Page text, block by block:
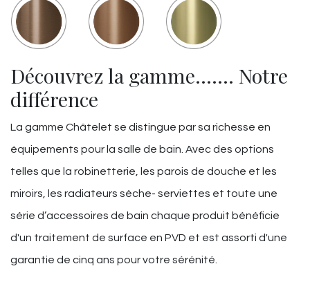
Découvrez la gamme……. Notre
différence
La gamme Châtelet se distingue par sa richesse en
équipements pour la salle de bain. Avec des options
telles que la robinetterie, les parois de douche et les
miroirs, les radiateurs sèche- serviettes et toute une
série d’accessoires de bain chaque produit bénéficie
d'un traitement de surface en PVD et est assorti d'une
garantie de cinq ans pour votre sérénité.